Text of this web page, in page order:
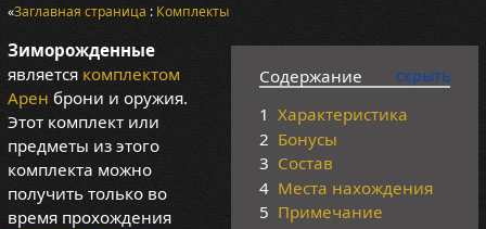
«Заглавная страница : Комплекты
Содержание
1 Характеристика
2 Бонусы
3 Состав
4 Места нахождения
5 Примечание
Зиморожденные
является комплектом
Арен брони и оружия.
Этот комплект или
предметы из этого
комплекта можно
получить только во
время прохождения